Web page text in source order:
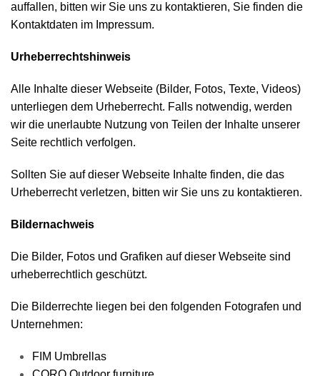
auffallen, bitten wir Sie uns zu kontaktieren, Sie finden die
Kontaktdaten im Impressum.
Urheberrechtshinweis
Alle Inhalte dieser Webseite (Bilder, Fotos, Texte, Videos)
unterliegen dem Urheberrecht. Falls notwendig, werden
wir die unerlaubte Nutzung von Teilen der Inhalte unserer
Seite rechtlich verfolgen.
Sollten Sie auf dieser Webseite Inhalte finden, die das
Urheberrecht verletzen, bitten wir Sie uns zu kontaktieren.
Bildernachweis
Die Bilder, Fotos und Grafiken auf dieser Webseite sind
urheberrechtlich geschützt.
Die Bilderrechte liegen bei den folgenden Fotografen und
Unternehmen:
FIM Umbrellas